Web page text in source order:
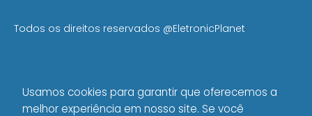
Todos os direitos reservados @EletronicPlanet
Início
Usamos cookies para garantir que oferecemos a
melhor experiência em nosso site. Se você